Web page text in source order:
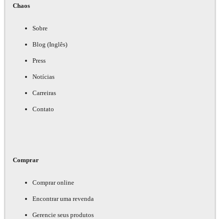
Chaos
Sobre
Blog (Inglês)
Press
Notícias
Carreiras
Contato
Comprar
Comprar online
Encontrar uma revenda
Gerencie seus produtos